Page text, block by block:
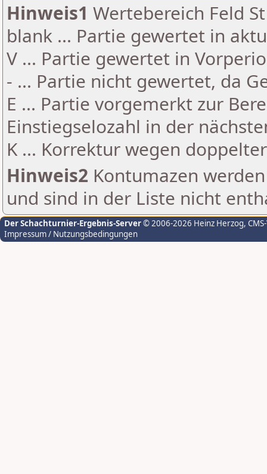
Hinweis1 Wertebereich Feld
blank ... Partie gewertet in
V ... Partie gewertet in
- ... Partie nicht gewertet, da
E ... Partie vorgemerkt zur
Einstiegselozahl in der
K ... Korrektur wegen
Hinweis2 Kontumazen
und sind in der Liste nicht
Der Schachturnier-Ergebnis-Server© 2006-2026 Heinz Herzog,
Impressum / Nutzungsbedingungen